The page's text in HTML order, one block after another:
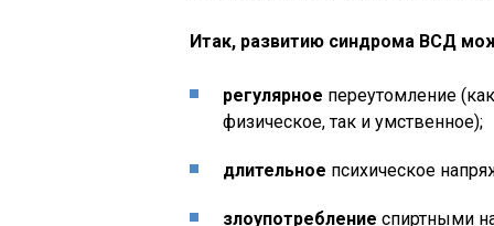
Итак, развитию синдрома ВСД
регулярное переутомление (как
физическое, так и умственное);
длительное психическое
злоупотребление спиртными